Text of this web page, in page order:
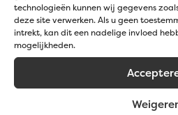
technologieën kunnen wij gegevens
deze site verwerken. Als u geen
intrekt, kan dit een nadelige invloed
mogelijkheden.
Gazon Synthétique
Clôtures de jardin
Anti-racine
Terrain de Pétanque